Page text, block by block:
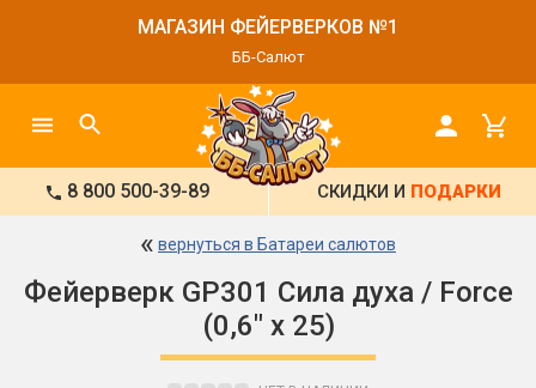
МАГАЗИН ФЕЙЕРВЕРКОВ №1
ББ-Салют
8 800 500-39-89 СКИДКИ И ПОДАРКИ
« вернуться в Батареи салютов
Фейерверк GP301 Сила духа / Force
(0,6" х 25)